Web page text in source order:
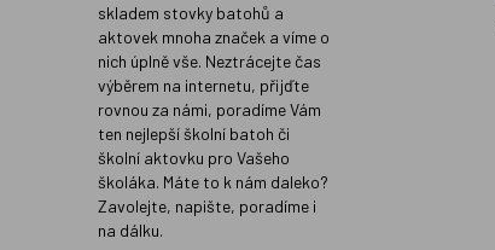
skladem stovky batohů a
aktovek mnoha značek a víme o
nich úplně vše. Neztrácejte čas
výběrem na internetu, přijďte
rovnou za námi, poradíme Vám
ten nejlepší školní batoh či
školní aktovku pro Vašeho
školáka. Máte to k nám daleko?
Zavolejte, napište, poradíme i
na dálku.